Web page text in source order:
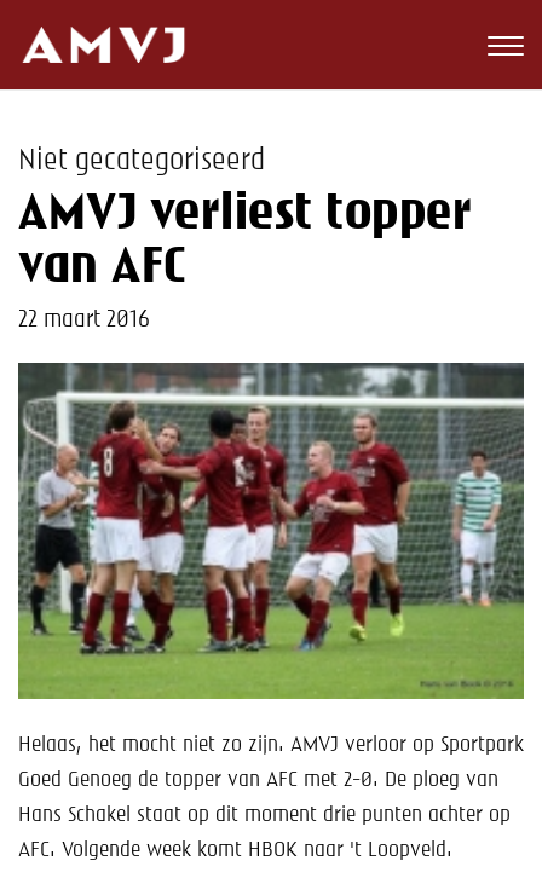
Wedstrijden
Teams
Jeugd
Toekomst
Kalender
Help mee!
Shop
Lid worden
Contact
Niet gecategoriseerd
AMVJ verliest topper
van AFC
22 maart 2016
Helaas, het mocht niet zo zijn. AMVJ verloor op Sportpark
Goed Genoeg de topper van AFC met 2-0. De ploeg van
Hans Schakel staat op dit moment drie punten achter op
AFC. Volgende week komt HBOK naar 't Loopveld.